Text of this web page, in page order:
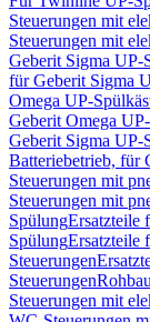
Steuerungen mit
Steuerungen mit
Geberit Sigma UP-
für Geberit Sigma
Omega UP-
Geberit Omega
Geberit Sigma UP-
Batteriebetrieb, für
Steuerungen mit
Steuerungen mit
SpülungErsatzteile
SpülungErsatzteile
Steuerungen
Steuerungen
Steuerungen mit